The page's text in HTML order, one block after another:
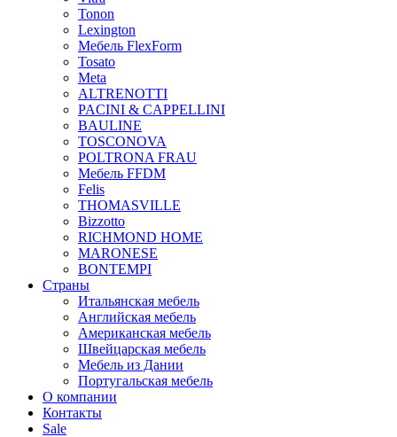
Tonon
Lexington
Мебель FlexForm
Tosato
Meta
ALTRENOTTI
PACINI & CAPPELLINI
BAULINE
TOSCONOVA
POLTRONA FRAU
Мебель FFDM
Felis
THOMASVILLE
Bizzotto
RICHMOND HOME
MARONESE
BONTEMPI
Страны
Итальянская мебель
Английская мебель
Американская мебель
Швейцарская мебель
Мебель из Дании
Португальская мебель
О компании
Контакты
Sale